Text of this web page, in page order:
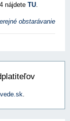
nájdete TU
obstarávanie